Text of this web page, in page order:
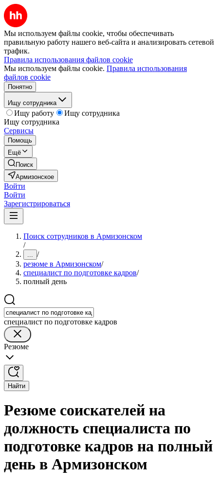
Мы используем файлы cookie, чтобы обеспечивать
правильную работу нашего веб-сайта и анализировать сетевой
трафик.
Правила использования файлов cookie
Мы используем файлы cookie. Правила использования
файлов cookie
Понятно
Ищу сотрудника
Ищу работу
Ищу сотрудника
Ищу сотрудника
Сервисы
Помощь
Ещё
Поиск
Армизонское
Войти
Войти
Зарегистрироваться
Поиск сотрудников в Армизонском
/
... /
резюме в Армизонском/
специалист по подготовке кадров/
полный день
специалист по подготовке кадров
Резюме
Найти
Резюме соискателей на
должность специалиста по
подготовке кадров на полный
день в Армизонском